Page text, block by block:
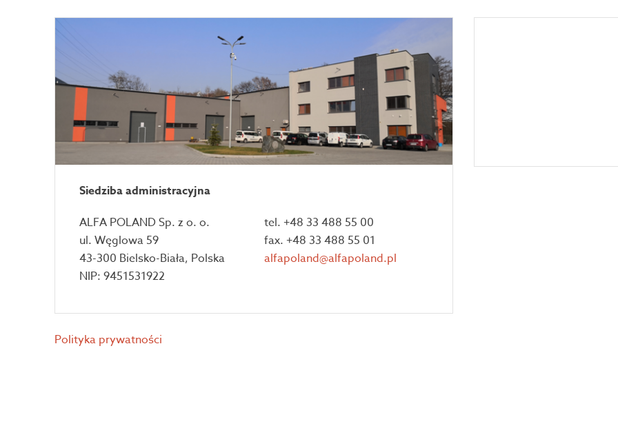
Siedziba administracyjna
ALFA POLAND Sp. z o. o.
ul. Węglowa 59
43-300 Bielsko-Biała, Polska
NIP: 9451531922
tel. +48 33 488 55 00
fax. +48 33 488 55 01
alfapoland@alfapoland.pl
Polityka prywatności